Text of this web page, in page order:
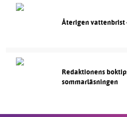
Återigen vattenbrist
Redaktionens
sommarläsningen